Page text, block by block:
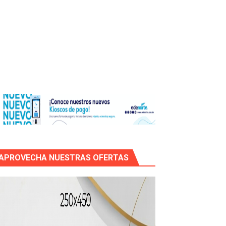
NUESTRAS OFERTAS